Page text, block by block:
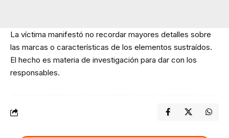
La víctima manifestó no recordar mayores detalles sobre
las marcas o características de los elementos sustraídos.
El hecho es materia de investigación para dar con los
responsables.